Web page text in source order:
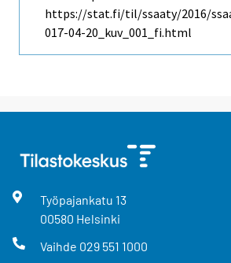
https://stat.fi/til/ssaaty/2016/
017-04-20_kuv_001_fi.html
Työpajankatu 13
00580 Helsinki
Vaihde 029 551 1000